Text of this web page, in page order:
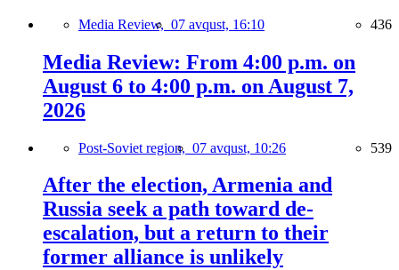
Media Review, 07 avqust, 16:10 436
Media Review: From 4:00 p.m. on
August 6 to 4:00 p.m. on August 7,
2026
Post-Soviet region, 07 avqust, 10:26 539
After the election, Armenia and
Russia seek a path toward de-
escalation, but a return to their
former alliance is unlikely